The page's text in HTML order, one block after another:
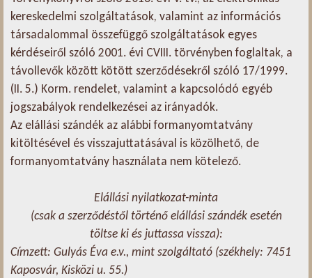
kereskedelmi szolgáltatások, valamint az információs
társadalommal összefüggő szolgáltatások egyes
kérdéseiről szóló 2001. évi CVIII. törvényben foglaltak, a
távollevők között kötött szerződésekről szóló 17/1999.
(II. 5.) Korm. rendelet, valamint a kapcsolódó egyéb
jogszabályok rendelkezései az irányadók.
Az elállási szándék az alábbi formanyomtatvány
kitöltésével és visszajuttatásával is közölhető, de
formanyomtatvány használata nem kötelező.
Elállási nyilatkozat-minta
(csak a szerződéstől történő elállási szándék esetén
töltse ki és juttassa vissza):
Címzett: Gulyás Éva e.v., mint szolgáltató (székhely: 7451
Kaposvár, Kisközi u. 55.)